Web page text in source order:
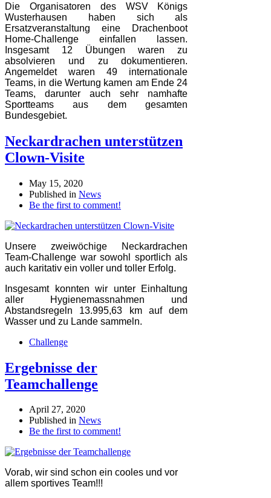
Die Organisatoren des WSV Königs
Wusterhausen haben sich als
Ersatzveranstaltung eine Drachenboot
Home-Challenge einfallen lassen.
Insgesamt 12 Übungen waren zu
absolvieren und zu dokumentieren.
Angemeldet waren 49 internationale
Teams, in die Wertung kamen am Ende 24
Teams, darunter auch sehr namhafte
Sportteams aus dem gesamten
Bundesgebiet.
Neckardrachen unterstützen
Clown-Visite
May 15, 2020
Published in News
Be the first to comment!
Unsere zweiwöchige Neckardrachen
Team-Challenge war sowohl sportlich als
auch karitativ ein voller und toller Erfolg.
Insgesamt konnten wir unter Einhaltung
aller Hygienemassnahmen und
Abstandsregeln 13.995,63 km auf dem
Wasser und zu Lande sammeln.
Challenge
Ergebnisse der
Teamchallenge
April 27, 2020
Published in News
Be the first to comment!
Vorab, wir sind schon ein cooles und vor
allem sportives Team!!!